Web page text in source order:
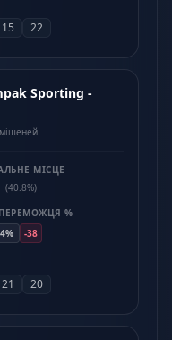
15 22
Sporting -
МІСЦЕ
(40.8%)
%
-38
21 20